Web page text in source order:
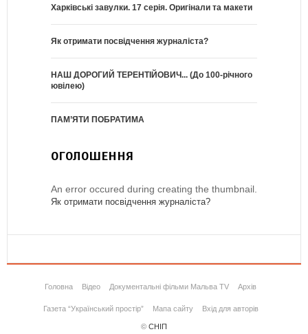
Харківські завулки. 17 серія. Оригінали та макети
Як отримати посвідчення журналіста?
НАШ ДОРОГИЙ ТЕРЕНТІЙОВИЧ... (До 100-річного
ювілею)
ПАМ’ЯТИ ПОБРАТИМА
ОГОЛОШЕННЯ
An error occured during creating the thumbnail.
Як отримати посвідчення журналіста?
Головна Відео Документальні фільми Мальва TV Архів
Газета “Український простір” Мапа сайту Вхід для авторів
© СНІП